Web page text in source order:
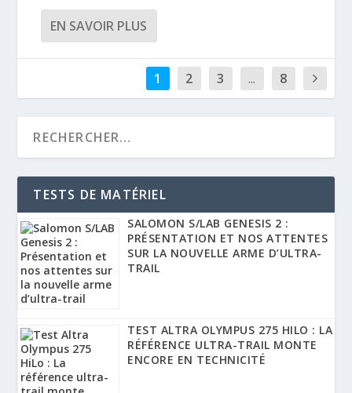
EN SAVOIR PLUS
1 2 3 ... 8
TESTS DE MATÉRIEL
SALOMON S/LAB GENESIS 2 :
PRÉSENTATION ET NOS ATTENTES
SUR LA NOUVELLE ARME D’ULTRA-
TRAIL
TEST ALTRA OLYMPUS 275 HILO : LA
RÉFÉRENCE ULTRA-TRAIL MONTE
ENCORE EN TECHNICITÉ